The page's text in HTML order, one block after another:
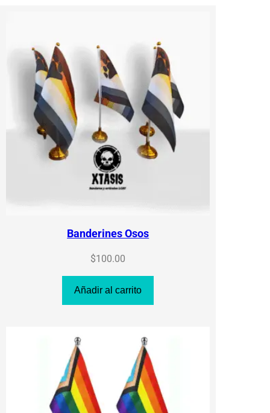
Banderines Osos
$100.00
Añadir al carrito